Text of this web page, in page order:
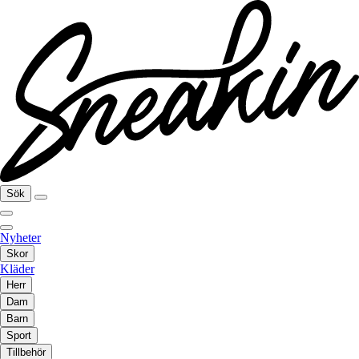
Sök
Nyheter
Skor
Kläder
Herr
Dam
Barn
Sport
Tillbehör